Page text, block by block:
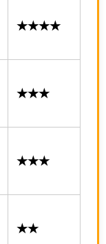
★★★★
★★★
★★★
★★